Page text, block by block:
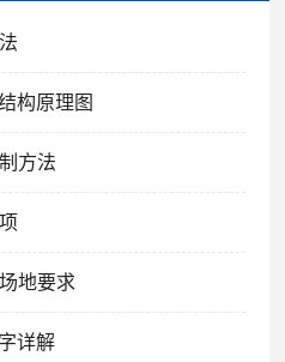
构原理图
方法
地要求
详解